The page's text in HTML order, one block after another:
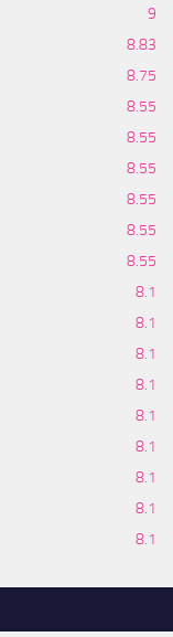
9
8.83
8.75
8.55
8.55
8.55
8.55
8.55
8.55
8.1
8.1
8.1
8.1
8.1
8.1
8.1
8.1
8.1